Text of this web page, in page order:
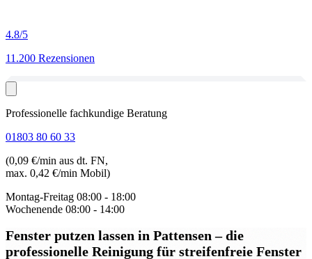
4.8/5
11.200 Rezensionen
Professionelle fachkundige Beratung
01803 80 60 33
(0,09 €/min aus dt. FN,
max. 0,42 €/min Mobil)
Montag-Freitag 08:00 - 18:00
Wochenende 08:00 - 14:00
Fenster putzen lassen in Pattensen– die
professionelle Reinigung für streifenfreie Fenster